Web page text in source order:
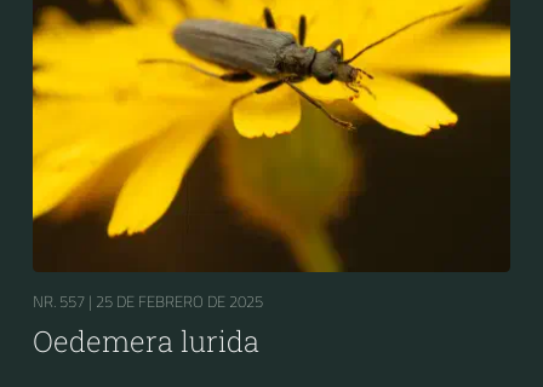
NR. 557 | 25 DE FEBRERO DE 2025
Oedemera lurida